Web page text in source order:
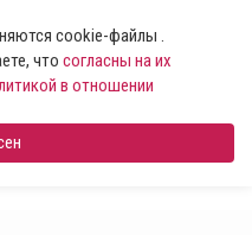
cookie-файлы .
что согласны на их
в отношении